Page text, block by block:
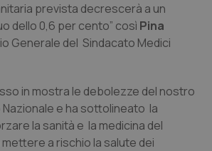
Giulia
& coronaropatie
prevista decrescerà a un
dello 0,6 per cento” così Pina
Generale del Sindacato Medici
in mostra le debolezze del nostro
e ha sottolineato la
la sanità e la medicina del
a rischio la salute dei